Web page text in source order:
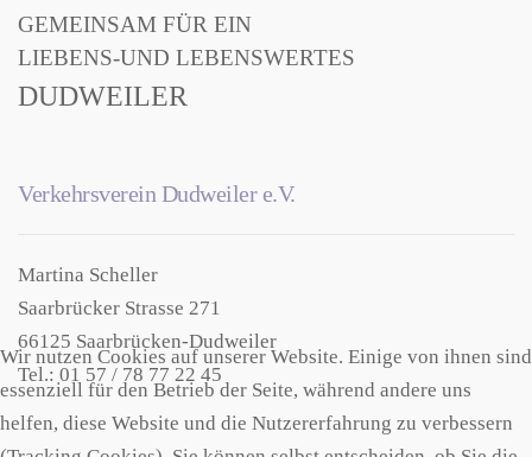
GEMEINSAM FÜR EIN
LIEBENS-UND LEBENSWERTES
DUDWEILER
Verkehrsverein Dudweiler e.V.
Martina Scheller
Saarbrücker Strasse 271
66125 Saarbrücken-Dudweiler
Tel.: 01 57 / 78 77 22 45
Wir nutzen Cookies auf unserer Website. Einige von ihnen sind
essenziell für den Betrieb der Seite, während andere uns
helfen, diese Website und die Nutzererfahrung zu verbessern